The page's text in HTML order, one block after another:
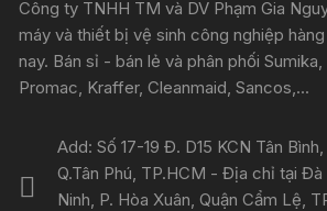
Công ty TNHH TM và DV Phạm Gia
máy và thiết bị vệ sinh công nghiệp
nay. Bán sỉ - bán lẻ và phân phối Sumika,
Promac, Kraffer, Cleanmaid, Sancos,...
Add: Số 17-19 Đ. D15 KCN Tân
Q.Tân Phú, TP.HCM - Địa chỉ tại Đà
Ninh, P. Hòa Xuân, Quận Cẩm Lệ,